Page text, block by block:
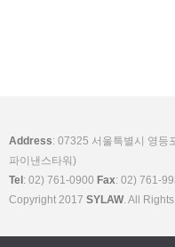
Address: 07325 서울특별시 영등
파이낸스타워)
Tel : 02) 761-0900 Fax: 02) 761-
Copyright 2017 SYLAW. All